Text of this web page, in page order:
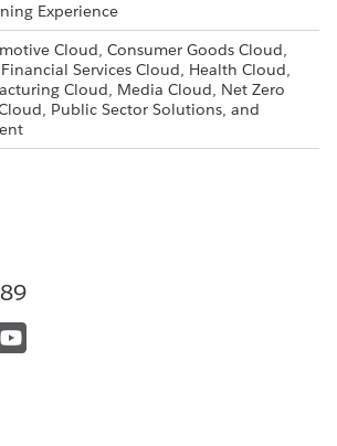
Experience
Cloud, Consumer Goods Cloud,
Services Cloud, Health Cloud,
Cloud, Media Cloud, Net Zero
Public Sector Solutions, and
Quick Find box, enter
Type
type, click
.
를 통해 문제를 해결했습니까?